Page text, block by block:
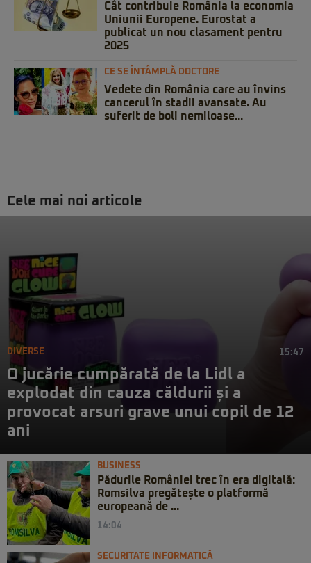
Cât contribuie România la economia
Uniunii Europene. Eurostat a
publicat un nou clasament pentru
2025
CE SE ÎNTÂMPLĂ DOCTORE
Vedete din România care au învins
cancerul în stadii avansate. Au
suferit de boli nemiloase...
Cele mai noi articole
DIVERSE 15:47
O jucărie cumpărată de la Lidl a
explodat din cauza căldurii și a
provocat arsuri grave unui copil de 12
ani
BUSINESS
Pădurile României trec în era digitală:
Romsilva pregătește o platformă
europeană de ...
14:04
SECURITATE INFORMATICĂ